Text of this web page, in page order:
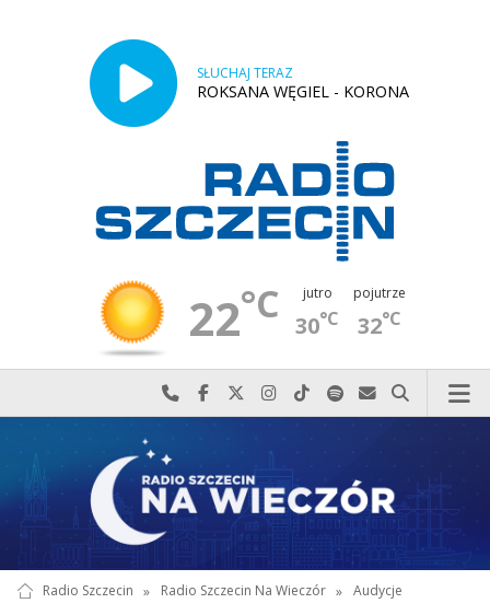
SŁUCHAJ TERAZ
ROKSANA WĘGIEL - KORONA
22°C jutro
30°C
pojutrze
32°C
Najlepiej po prostu do nas zadzwoń
Odwiedź nas na Facebook-u
Odwiedź nas na X
Odwiedź nas na Instagram-ie
Odwiedź nas na TikTok-u
Szukaj nas na Spotify
Wyślij do nas
Szukaj
Radio Szczecin » Radio Szczecin Na Wieczór » Audycje